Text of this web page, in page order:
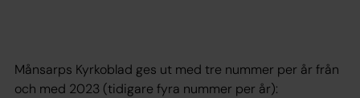
Månsarps Kyrkoblad ges ut med tre nummer per år från
och med 2023 (tidigare fyra nummer per år):